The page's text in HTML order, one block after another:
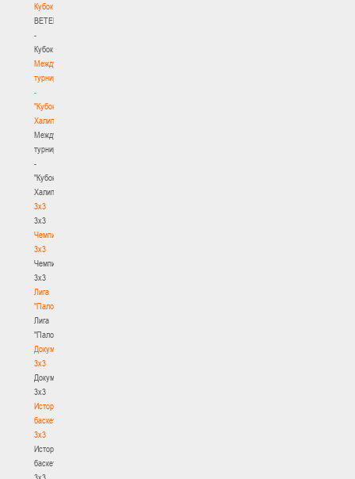
Кубок
BETERA
-
Кубок
Международный
турнир
-
"Кубок
Халипского"
Международный
турнир
-
"Кубок
Халипского"
3x3
3x3
Чемпионат
3х3
Чемпионат
3х3
Лига
"Палова"
Лига
"Палова"
Документы
3х3
Документы
3х3
История
баскетбола
3х3
История
баскетбола
3х3